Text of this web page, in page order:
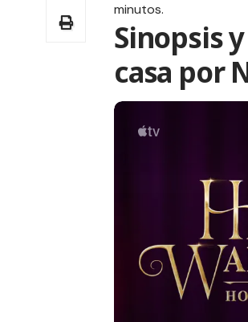
minutos.
Sinopsis
casa por